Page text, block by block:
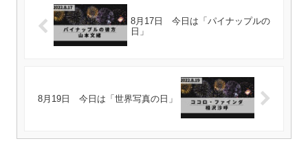
8月17日 今日は「パイナップルの
日」
8月19日 今日は「世界写真の日」